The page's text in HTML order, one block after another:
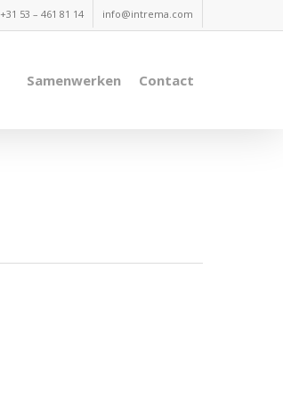
+31 53 – 461 81 14 info@intrema.com
Samenwerken Contact